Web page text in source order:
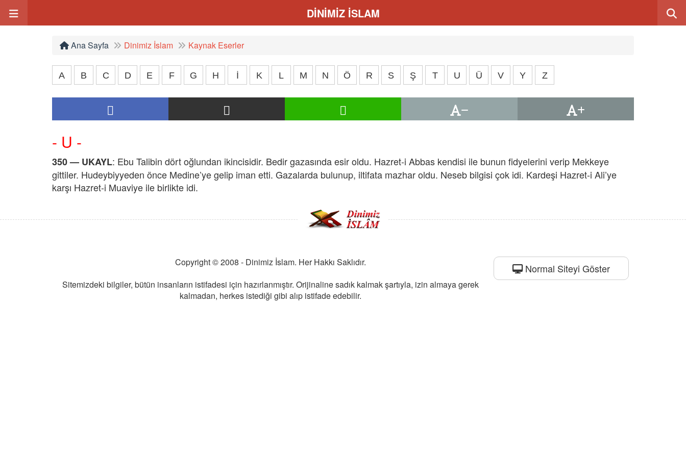
DİNİMİZ İSLAM
Ana Sayfa Dinimiz İslam Kaynak Eserler
A B C D E F G H İ K L M N Ö R S Ş T U Ü V Y Z
- U -
350 — UKAYL: Ebu Talibin dört oğlundan ikincisidir. Bedir gazasında esir oldu. Hazret-i Abbas kendisi ile bunun fidyelerini verip Mekkeye
gittiler. Hudeybiyyeden önce Medine’ye gelip iman etti. Gazalarda bulunup, iltifata mazhar oldu. Neseb bilgisi çok idi. Kardeşi Hazret-i Ali’ye
karşı Hazret-i Muaviye ile birlikte idi.
Copyright © 2008 - Dinimiz İslam. Her Hakkı Saklıdır.
Sitemizdeki bilgiler, bütün insanların istifadesi için hazırlanmıştır. Orijinaline sadık kalmak şartıyla, izin almaya gerek
kalmadan, herkes istediği gibi alıp istifade edebilir.
Normal Siteyi Göster